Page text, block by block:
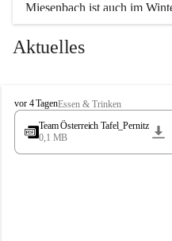
Miesenbach ist auch im
Eisstockschießen gibt es
wunderschöne
vielfältige Angebot unserer
Überzeugen Sie sich selbst,
in den
Wir kennen Miesenbach
Tradition und Innovation
Aktuelles
M
i
s
vor 4 TagenEssen & Trinken
Team Österreich Tafel_Pernitz
0,1 MB